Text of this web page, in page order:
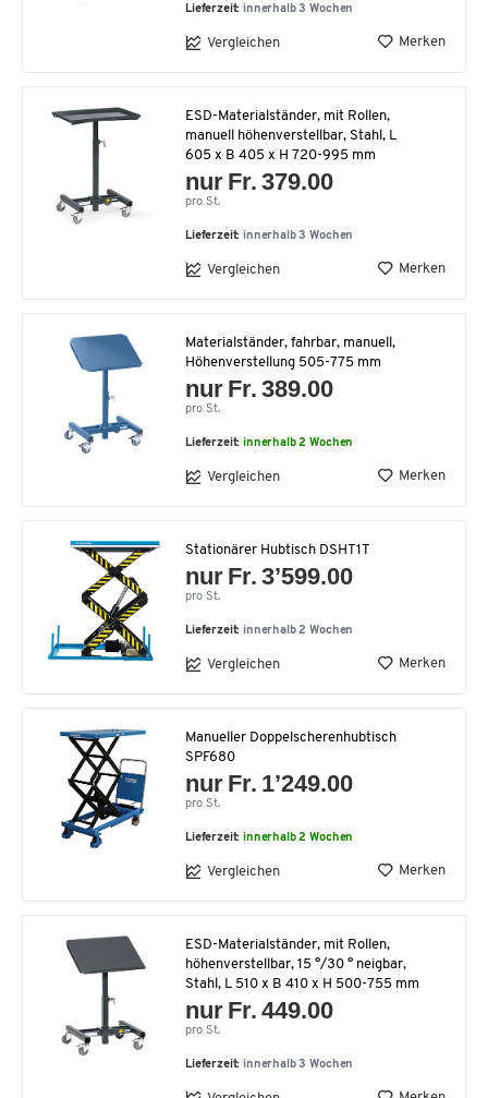
Lieferzeit: innerhalb 3 Wochen
Vergleichen Merken
ESD-Materialständer, mit Rollen,
manuell höhenverstellbar, Stahl, L
605 x B 405 x H 720-995 mm
nur Fr. 379.00
pro St.
Lieferzeit: innerhalb 3 Wochen
Vergleichen Merken
Materialständer, fahrbar, manuell,
Höhenverstellung 505-775 mm
nur Fr. 389.00
pro St.
Lieferzeit:innerhalb 2 Wochen
Vergleichen Merken
Stationärer Hubtisch DSHT1T
nur Fr. 3’599.00
pro St.
Lieferzeit: innerhalb 2 Wochen
Vergleichen Merken
Manueller Doppelscherenhubtisch
SPF680
nur Fr. 1’249.00
pro St.
Lieferzeit:innerhalb 2 Wochen
Vergleichen Merken
ESD-Materialständer, mit Rollen,
höhenverstellbar, 15 °/30 ° neigbar,
Stahl, L 510 x B 410 x H 500-755 mm
nur Fr. 449.00
pro St.
Lieferzeit: innerhalb 3 Wochen